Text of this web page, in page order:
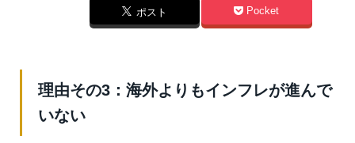
ポスト Pocket
理由その3：海外よりもインフレが進んで
いない